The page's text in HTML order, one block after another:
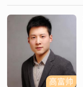
高富帅